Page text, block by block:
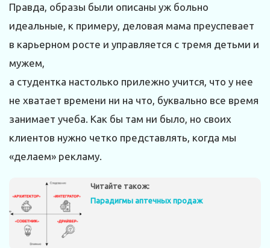
Правда, образы были описаны уж больно
идеальные, к примеру, деловая мама преуспевает
в карьерном росте и управляется с тремя детьми и
мужем,
а студентка настолько прилежно учится, что у нее
не хватает времени ни на что, буквально все время
занимает учеба. Как бы там ни было, но своих
клиентов нужно четко представлять, когда мы
«делаем» рекламу.
Читайте також:
Парадигмы аптечных продаж